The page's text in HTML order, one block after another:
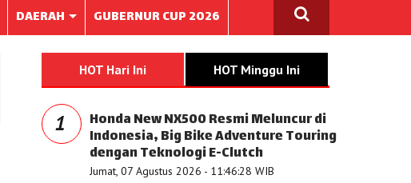
DAERAH GUBERNUR CUP 2026
HOT Hari Ini HOT Minggu Ini
1 Honda New NX500 Resmi Meluncur di
Indonesia, Big Bike Adventure Touring
dengan Teknologi E-Clutch
Jumat, 07 Agustus 2026 - 11:46:28 WIB